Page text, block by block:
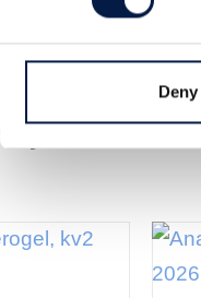
Deny
nyheter